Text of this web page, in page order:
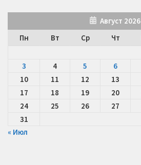
Август 2026
Пн
Вт Ср Чт
3
4 5 6
10
11 12 13
17
18 19 20
24
25 26 27
31
« Июл